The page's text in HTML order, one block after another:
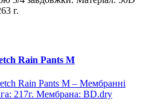
г.
Rain Pants M